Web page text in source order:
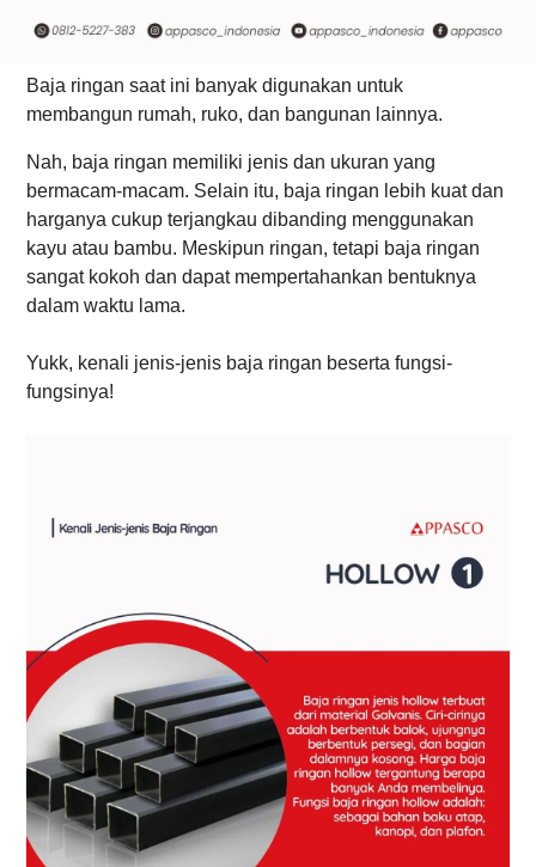
Baja ringan saat ini banyak digunakan untuk
membangun rumah, ruko, dan bangunan lainnya.
Nah, baja ringan memiliki jenis dan ukuran yang
bermacam-macam. Selain itu, baja ringan lebih kuat dan
harganya cukup terjangkau dibanding menggunakan
kayu atau bambu. Meskipun ringan, tetapi baja ringan
sangat kokoh dan dapat mempertahankan bentuknya
dalam waktu lama.
Yukk, kenali jenis-jenis baja ringan beserta fungsi-
fungsinya!